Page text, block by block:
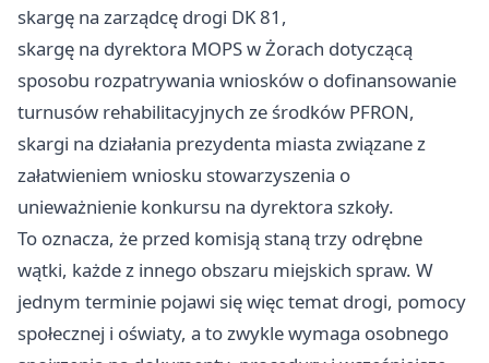
skargę na zarządcę drogi DK 81,
skargę na dyrektora MOPS w Żorach dotyczącą
sposobu rozpatrywania wniosków o dofinansowanie
turnusów rehabilitacyjnych ze środków PFRON,
skargi na działania prezydenta miasta związane z
załatwieniem wniosku stowarzyszenia o
unieważnienie konkursu na dyrektora szkoły.
To oznacza, że przed komisją staną trzy odrębne
wątki, każde z innego obszaru miejskich spraw. W
jednym terminie pojawi się więc temat drogi, pomocy
społecznej i oświaty, a to zwykle wymaga osobnego